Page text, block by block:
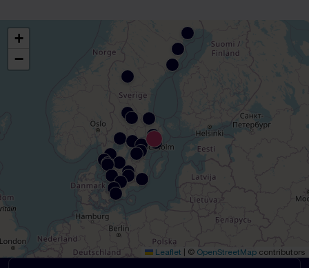
+
−
Leaflet | © OpenStreetMap contributors